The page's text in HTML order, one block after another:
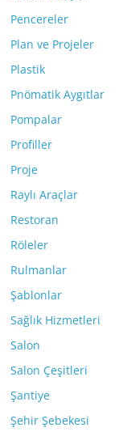
Pencereler
Plan ve Projeler
Plastik
Pnömatik Aygıtlar
Pompalar
Profiller
Proje
Raylı Araçlar
Restoran
Röleler
Rulmanlar
Şablonlar
Sağlık Hizmetleri
Salon
Salon Çeşitleri
Şantiye
Şehir Şebekesi